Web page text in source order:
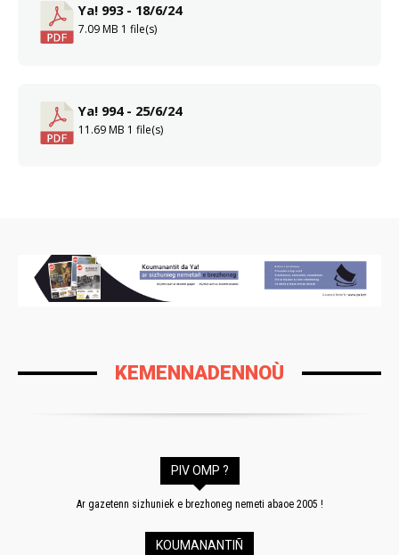
Ya! 993 - 18/6/24
7.09 MB 1 file(s)
Ya! 994 - 25/6/24
11.69 MB 1 file(s)
KEMENNADENNOÙ
PIV OMP ?
Ar gazetenn sizhuniek e brezhoneg nemeti abaoe 2005 !
KOUMANANTIÑ